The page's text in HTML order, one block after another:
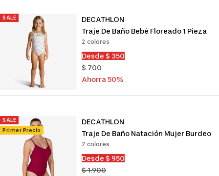
SALE
DECATHLON
Traje De Baño Bebé Floreado 1 Pieza
2 colores
Precio
de
venta
Desde $ 350
Precio
normal
$ 700
Ahorra 50%
SALE
Primer Precio
DECATHLON
Traje De Baño Natación Mujer Burdeo
2 colores
Precio
de
Desde $ 950
Precio
$ 1.900